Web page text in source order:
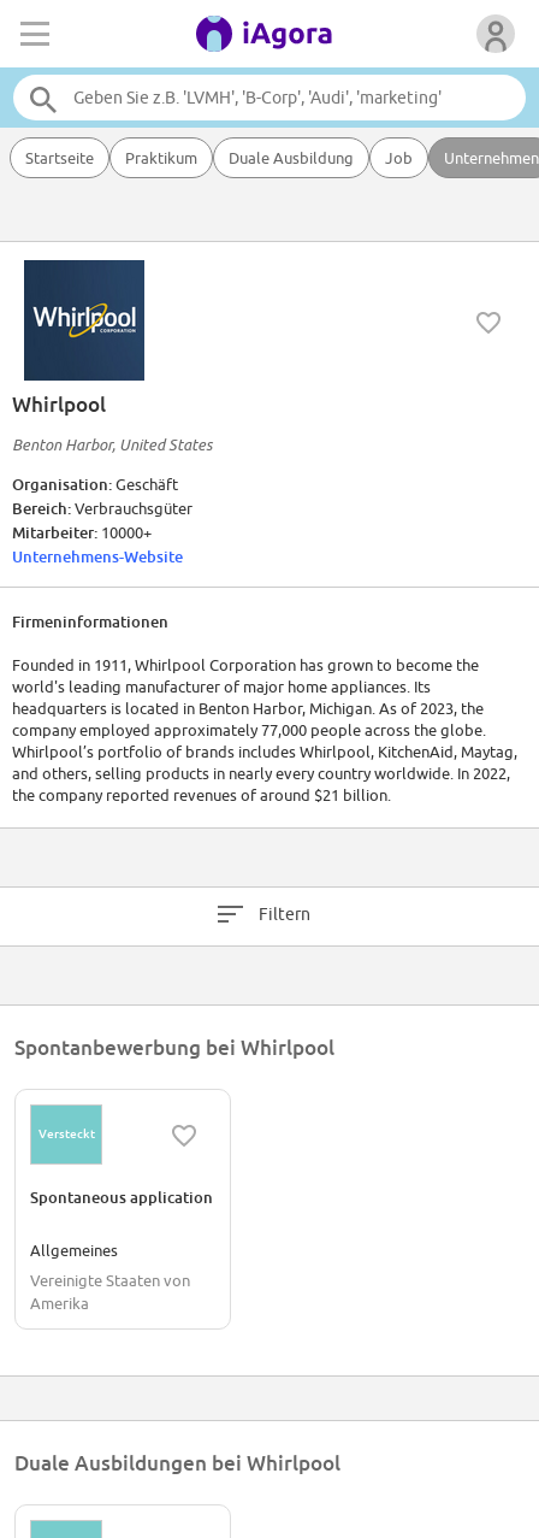
Startseite Praktikum Duale Ausbildung Job Unternehmen
Whirlpool
Benton Harbor, United States
Organisation:Geschäft
Bereich:Verbrauchsgüter
Mitarbeiter: 10000+
Unternehmens-Website
Firmeninformationen
Founded in 1911, Whirlpool Corporation has grown to become the
world's leading manufacturer of major home appliances. Its
headquarters is located in Benton Harbor, Michigan. As of 2023, the
company employed approximately 77,000 people across the globe.
Whirlpool’s portfolio of brands includes Whirlpool, KitchenAid, Maytag,
and others, selling products in nearly every country worldwide. In 2022,
the company reported revenues of around $21 billion.
Filtern
Spontanbewerbung bei Whirlpool
Versteckt
Spontaneous application
Allgemeines
Vereinigte Staaten von
Amerika
Duale Ausbildungen bei Whirlpool